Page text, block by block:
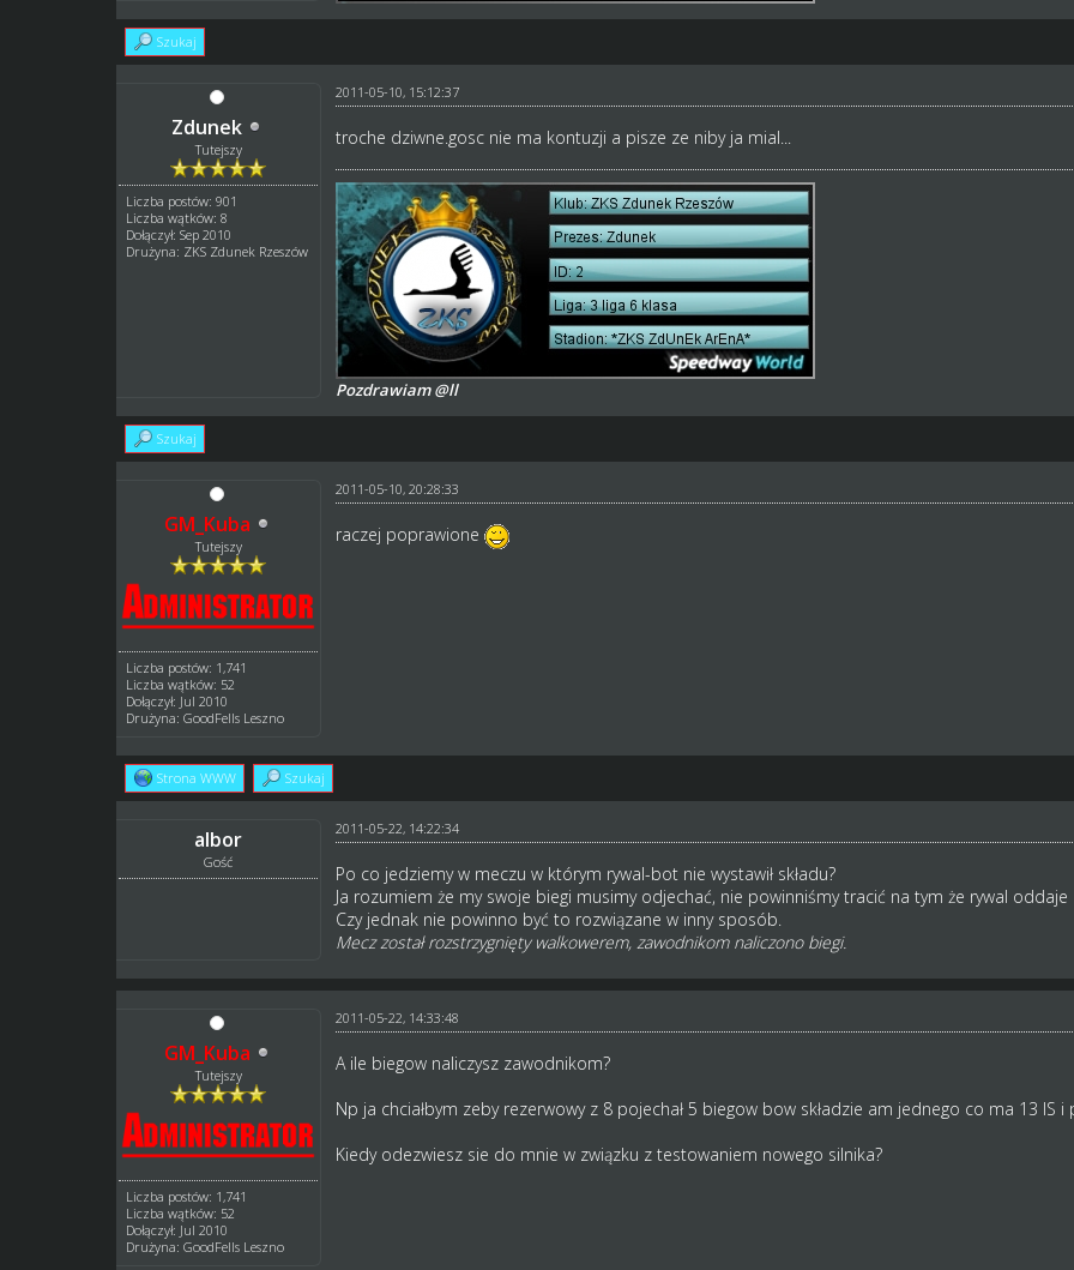
Szukaj
Zdunek
Tutejszy
Liczba postów: 901
Liczba wątków: 8
Dołączył: Sep 2010
Drużyna: ZKS Zdunek Rzeszów
2011-05-10, 15:12:37
troche dziwne.gosc nie ma kontuzji a pisze ze niby ja mial...
Pozdrawiam @ll
Szukaj
GM_Kuba
Tutejszy
Liczba postów: 1,741
Liczba wątków: 52
Dołączył: Jul 2010
Drużyna: GoodFells Leszno
2011-05-10, 20:28:33
raczej poprawione
Strona WWW Szukaj
albor
Gość
2011-05-22, 14:22:34
Po co jedziemy w meczu w którym rywal-bot nie wystawił składu?
Ja rozumiem że my swoje biegi musimy odjechać, nie powinniśmy tracić na tym że rywal
Czy jednak nie powinno być to rozwiązane w inny sposób.
Mecz został rozstrzygnięty walkowerem, zawodnikom naliczono biegi.
GM_Kuba
Tutejszy
Liczba postów: 1,741
Liczba wątków: 52
Dołączył: Jul 2010
Drużyna: GoodFells Leszno
2011-05-22, 14:33:48
A ile biegow naliczysz zawodnikom?
Np ja chciałbym zeby rezerwowy z 8 pojechał 5 biegow bow składzie am jednego co ma 13 IS
Kiedy odezwiesz sie do mnie w związku z testowaniem nowego silnika?